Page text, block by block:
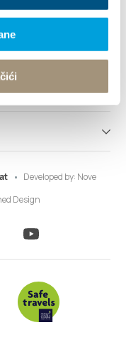
Developed by: Nove
Design